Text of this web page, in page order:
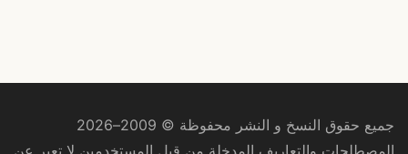
جميع حقوق النسخ و النشر محفوظة © 2009–2026